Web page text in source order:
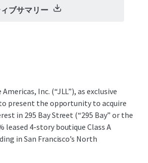
ブサマリー
Inc. (“JLL”), as exclusive
present the opportunity to acquire
in 295 Bay Street (“295 Bay” or the
leased 4-story boutique Class A
in San Francisco’s North